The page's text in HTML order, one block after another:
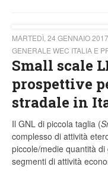
MARTEDÌ, 24 GENNAIO 2017
GENERALE WEC ITALIA E
Small scale
prospettive
stradale in
Il GNL di piccola taglia (
complesso di attività
piccole/medie quantità
segmenti di attività